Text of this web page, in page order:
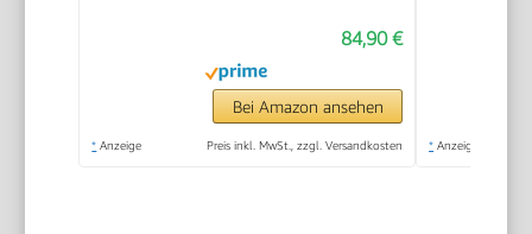
max. Fördermenge:
408 L/h | Quick
Connect System |
Ansaugfunktion &
84,90 €
Bei Amazon ansehen
* Anzeige Preis inkl. MwSt., zzgl. Versandkosten * Anzeige